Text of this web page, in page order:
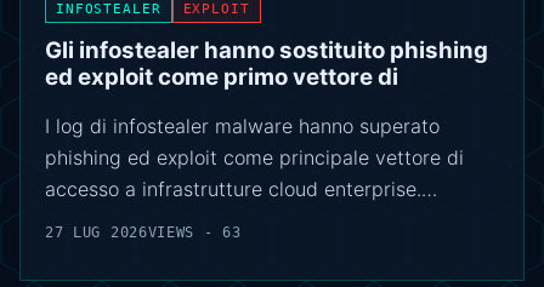
INFOSTEALER EXPLOIT
Gli infostealer hanno sostituito phishing
ed exploit come primo vettore di
I log di infostealer malware hanno superato
phishing ed exploit come principale vettore di
accesso a infrastrutture cloud enterprise.…
27 LUG 2026VIEWS - 63